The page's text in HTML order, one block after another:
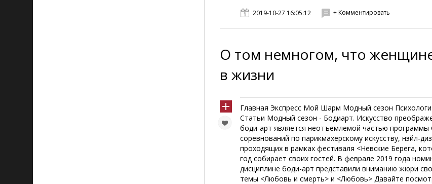
2019-10-27 16:05:12 + Комментировать
О том немногом, что
в жизни
Главная Экспресс Мой Шарм Модный сезон
Статьи Модный сезон - Бодиарт. Искусство
боди-арт является неотъемлемой частью программы
соревнований по парикмахерскому искусству, нэйл-
проходящих в рамках фестиваля <Невские Берега,
год собирает своих гостей. В феврале 2019 года
дисциплине боди-арт представили вниманию жюри
темы <Любовь и смерть> и <Любовь> Давайте